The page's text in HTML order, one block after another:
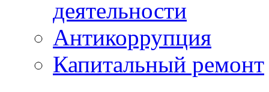
деятельности
Антикоррупция
Капитальный ремонт